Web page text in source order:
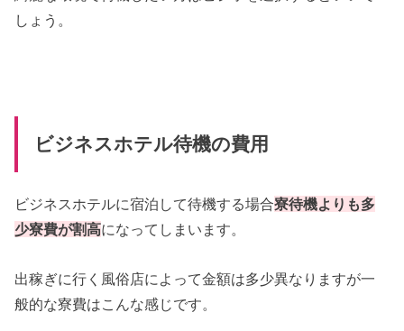
しょう。
ビジネスホテル待機の費用
ビジネスホテルに宿泊して待機する場合寮待機よりも多
少寮費が割高になってしまいます。
出稼ぎに行く風俗店によって金額は多少異なりますが一
般的な寮費はこんな感じです。